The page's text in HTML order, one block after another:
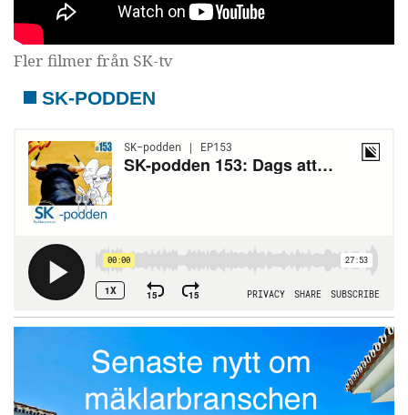
Fler filmer från SK-tv
SK-PODDEN